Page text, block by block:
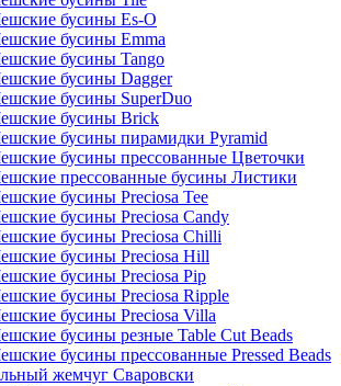
бусины Es-O
бусины Emma
бусины Tango
бусины Dagger
бусины SuperDuo
бусины Brick
бусины пирамидки Pyramid
бусины прессованные Цветочки
прессованные бусины Листики
бусины Preciosa Tee
бусины Preciosa Candy
бусины Preciosa Chilli
бусины Preciosa Hill
бусины Preciosa Pip
бусины Preciosa Ripple
бусины Preciosa Villa
бусины резные Table Cut Beads
бусины прессованные Pressed Beads
жемчуг Сваровски